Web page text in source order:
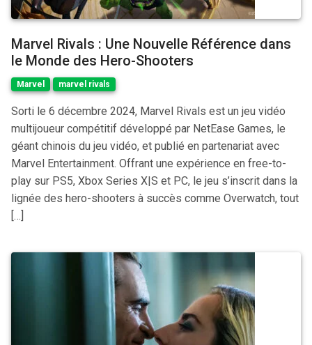
Marvel Rivals : Une Nouvelle Référence dans
le Monde des Hero-Shooters
Marvel marvel rivals
Sorti le 6 décembre 2024, Marvel Rivals est un jeu vidéo
multijoueur compétitif développé par NetEase Games, le
géant chinois du jeu vidéo, et publié en partenariat avec
Marvel Entertainment. Offrant une expérience en free-to-
play sur PS5, Xbox Series X|S et PC, le jeu s’inscrit dans la
lignée des hero-shooters à succès comme Overwatch, tout
[…]